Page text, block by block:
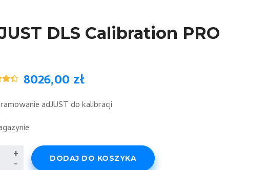
DLS Calibration PRO
8026,00 zł
adJUST do kalibracji
+
- DODAJ DO KOSZYKA